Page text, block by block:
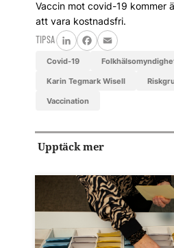
Vaccin mot covid-19 kommer
att vara kostnadsfri.
TIPSA
LinkedInFacebook
Email
covid-19
Karin Tegmark Wisell
vaccination
Upptäck mer